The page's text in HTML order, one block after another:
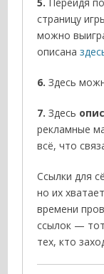
5.
Перейдя
страницу
можно
описана
6. Здесь
7.Здесь
рекламные
всё, что
Ссылки для
но их
времени
ссылок —
тех, кто